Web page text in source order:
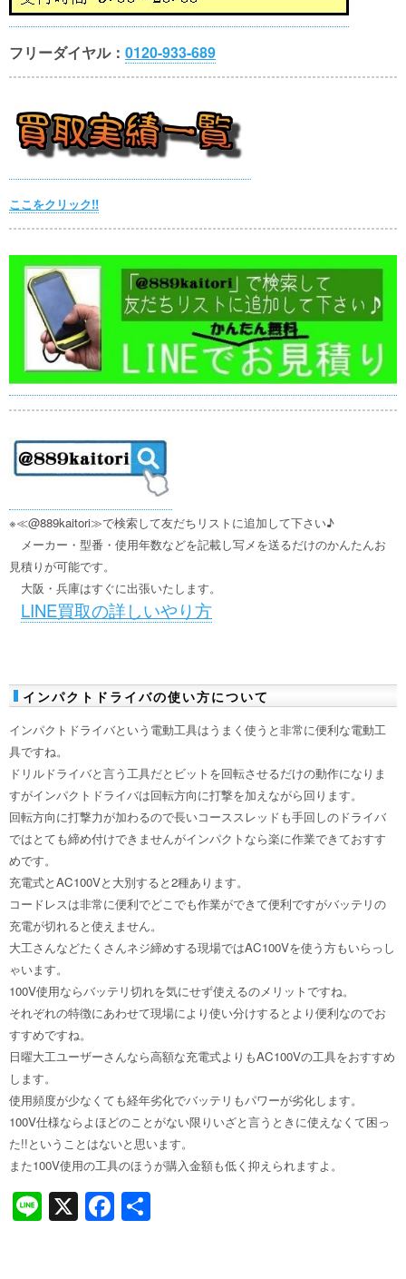
フリーダイヤル： 0120-933-689
ここをクリック!!
※≪@889kaitori≫で検索して友だちリストに追加して下さい♪
メーカー・型番・使用年数などを記載し写メを送るだけのかんたんお
見積りが可能です。
大阪・兵庫はすぐに出張いたします。
LINE買取の詳しいやり方
インパクトドライバの使い方について
インパクトドライバという電動工具はうまく使うと非常に便利な電動工
具ですね。
ドリルドライバと言う工具だとビットを回転させるだけの動作になりま
すがインパクトドライバは回転方向に打撃を加えながら回ります。
回転方向に打撃力が加わるので長いコーススレッドも手回しのドライバ
ではとても締め付けできませんがインパクトなら楽に作業できておすす
めです。
充電式とAC100Vと大別すると2種あります。
コードレスは非常に便利でどこでも作業ができて便利ですがバッテリの
充電が切れると使えません。
大工さんなどたくさんネジ締めする現場ではAC100Vを使う方もいらっし
ゃいます。
100V使用ならバッテリ切れを気にせず使えるのメリットですね。
それぞれの特徴にあわせて現場により使い分けするとより便利なのでお
すすめですね。
日曜大工ユーザーさんなら高額な充電式よりもAC100Vの工具をおすすめ
します。
使用頻度が少なくても経年劣化でバッテリもパワーが劣化します。
100V仕様ならよほどのことがない限りいざと言うときに使えなくて困っ
た!!ということはないと思います。
また100V使用の工具のほうが購入金額も低く抑えられますよ。
Li X F